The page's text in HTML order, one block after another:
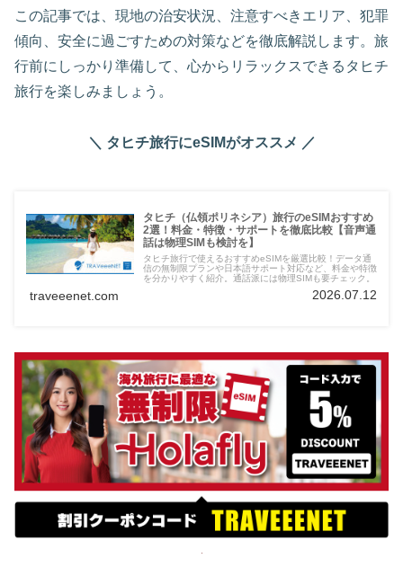
この記事では、現地の治安状況、注意すべきエリア、犯罪
傾向、安全に過ごすための対策などを徹底解説します。旅
行前にしっかり準備して、心からリラックスできるタヒチ
旅行を楽しみましょう。
＼ タヒチ旅行にeSIMがオススメ ／
タヒチ（仏領ポリネシア）旅行のeSIMおすすめ
2選！料金・特徴・サポートを徹底比較【音声通
話は物理SIMも検討を】
タヒチ旅行で使えるおすすめeSIMを厳選比較！データ通
信の無制限プランや日本語サポート対応など、料金や特徴
を分かりやすく紹介。通話派には物理SIMも要チェック。
traveeenet.com 2026.07.12